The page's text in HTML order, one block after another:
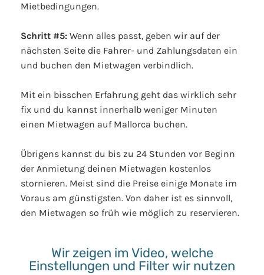
Mietbedingungen.
Schritt #5: Wenn alles passt, geben wir auf der
nächsten Seite die Fahrer- und Zahlungsdaten ein
und buchen den Mietwagen verbindlich.
Mit ein bisschen Erfahrung geht das wirklich sehr
fix und du kannst innerhalb weniger Minuten
einen Mietwagen auf Mallorca buchen.
Übrigens kannst du bis zu 24 Stunden vor Beginn
der Anmietung deinen Mietwagen kostenlos
stornieren. Meist sind die Preise einige Monate im
Voraus am günstigsten. Von daher ist es sinnvoll,
den Mietwagen so früh wie möglich zu reservieren.
Wir zeigen im Video, welche
Einstellungen und Filter wir nutzen